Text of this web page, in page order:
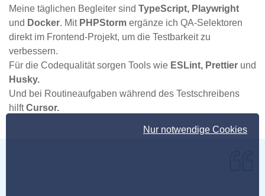
Nur notwendige Cookies
Meine täglichen Begleiter sind TypeScript, Playwright
und Docker. Mit PHPStorm ergänze ich QA-Selektoren
direkt im Frontend-Projekt, um die Testbarkeit zu
verbessern.
Für die Codequalität sorgen Tools wie ESLint, Prettier und
Husky.
Und bei Routineaufgaben während des Testschreibens
hilftCursor.